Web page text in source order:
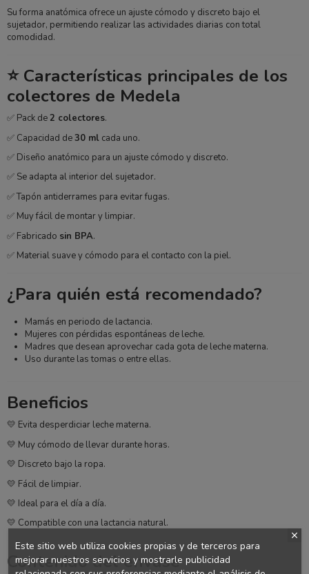
Su forma anatómica ofrece un ajuste cómodo y discreto bajo el
sujetador, permitiendo realizar las actividades diarias con total
comodidad.
⭐ Características principales de los
colectores de Medela
✅ Pack de2 colectores.
✅ Capacidad de30 mlcada uno.
✅ Diseño anatómico para un ajuste cómodo y discreto.
✅ Se adapta al interior del sujetador.
✅ Tapón antiderrames para evitar fugas.
✅ Muy fácil de montar y limpiar.
✅ Fabricado sin BPA.
✅ Material suave y cómodo para el contacto con la piel.
¿Para quién está recomendado?
Mamás en periodo de lactancia.
Mujeres con pérdidas espontáneas de leche.
Madres que desean aprovechar cada gota de leche materna.
Uso durante las tomas o entre ellas.
Beneficios
💛 Evita desperdiciar leche materna.
💛 Muy cómodo de llevar durante horas.
💛 Discreto bajo la ropa.
💛 Fácil de limpiar.
💛 Ideal para el día a día.
💛 Compatible con una lactancia natural.
Contenido del envase
Este sitio web utiliza cookies propias y de terceros para
mejorar nuestros servicios y mostrarle publicidad